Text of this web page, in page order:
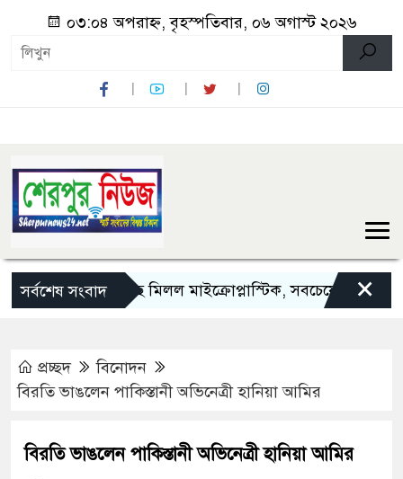
০৩:০৪ অপরাহ্ন, বৃহস্পতিবার, ০৬ অগাস্ট ২০২৬
সর্বশেষ সংবাদ
পাঁচ দেশি মাছে মিলল মাইক্রোপ্লাস্টিক, সবচেয়ে বেশি কই মাছে
×
প্রচ্ছদ
বিনোদন
বিরতি ভাঙলেন পাকিস্তানী অভিনেত্রী হানিয়া আমির
বিরতি ভাঙলেন পাকিস্তানী অভিনেত্রী হানিয়া আমির